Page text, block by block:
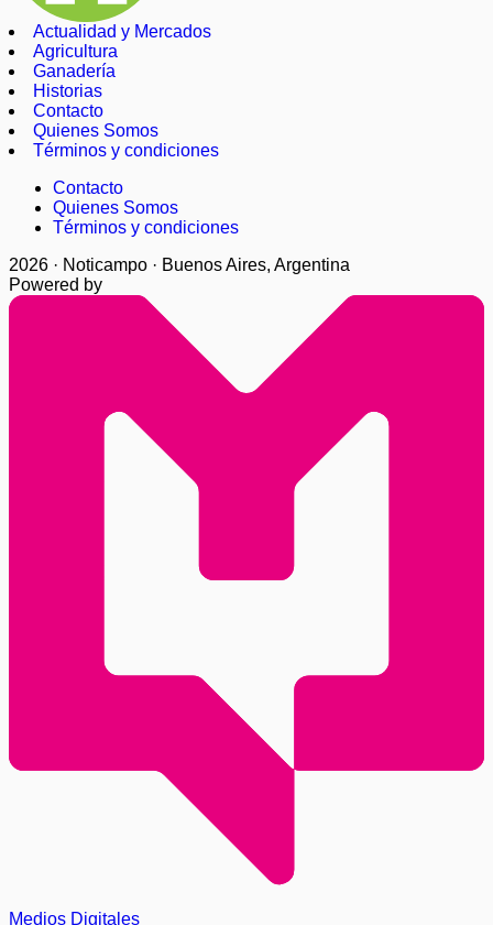
Actualidad y Mercados
Agricultura
Ganadería
Historias
Contacto
Quienes Somos
Términos y condiciones
Contacto
Quienes Somos
Términos y condiciones
2026 · Noticampo · Buenos Aires, Argentina
Powered by
Medios Digitales